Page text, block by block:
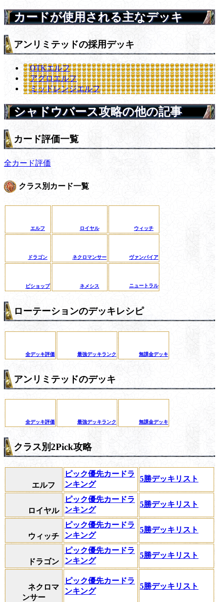
カードが使用される主なデッキ
アンリミテッドの採用デッキ
OTKエルフ
アグロエルフ
ミッドレンジエルフ
シャドウバース攻略の他の記事
カード評価一覧
全カード評価
クラス別カード一覧
エルフ ロイヤル ウィッチ
ドラゴン ネクロマンサー ヴァンパイア
ビショップ ネメシス ニュートラル
ローテーションのデッキレシピ
全デッキ評価 最強デッキランク 無課金デッキ
アンリミテッドのデッキ
全デッキ評価 最強デッキランク 無課金デッキ
クラス別2Pick攻略
エルフ
ピック優先カードラ
ンキング
5勝デッキリスト
ロイヤル
ピック優先カードラ
ンキング
5勝デッキリスト
ウィッチ
ピック優先カードラ
ンキング
5勝デッキリスト
ドラゴン
ピック優先カードラ
ンキング
5勝デッキリスト
ネクロマ
ンサー
ピック優先カードラ
ンキング
5勝デッキリスト